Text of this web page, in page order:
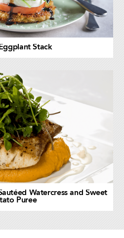
Stack
Watercress and Sweet
Puree